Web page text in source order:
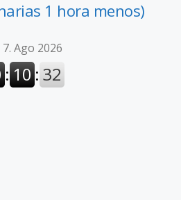
1 hora menos)